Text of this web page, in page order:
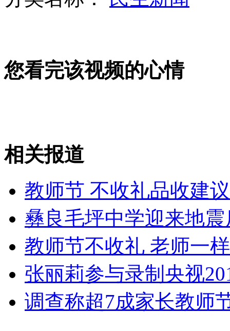
女孩北京地铁殴打老人 痛下狠手拳打脚踢
无痛分娩是否安全 医生回应
外交部：反对强权政治霸凌主义
您看完该视频的心情
相关报道
教师节 不收礼品收建议
彝良毛坪中学迎来地
教师节不收礼 老师一
张丽莉参与录制央视
调查称超7成家长教师